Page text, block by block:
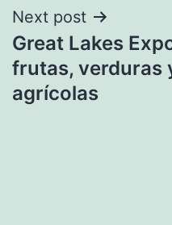
entradas
Next post
Great Lakes
frutas, verduras
agrícolas